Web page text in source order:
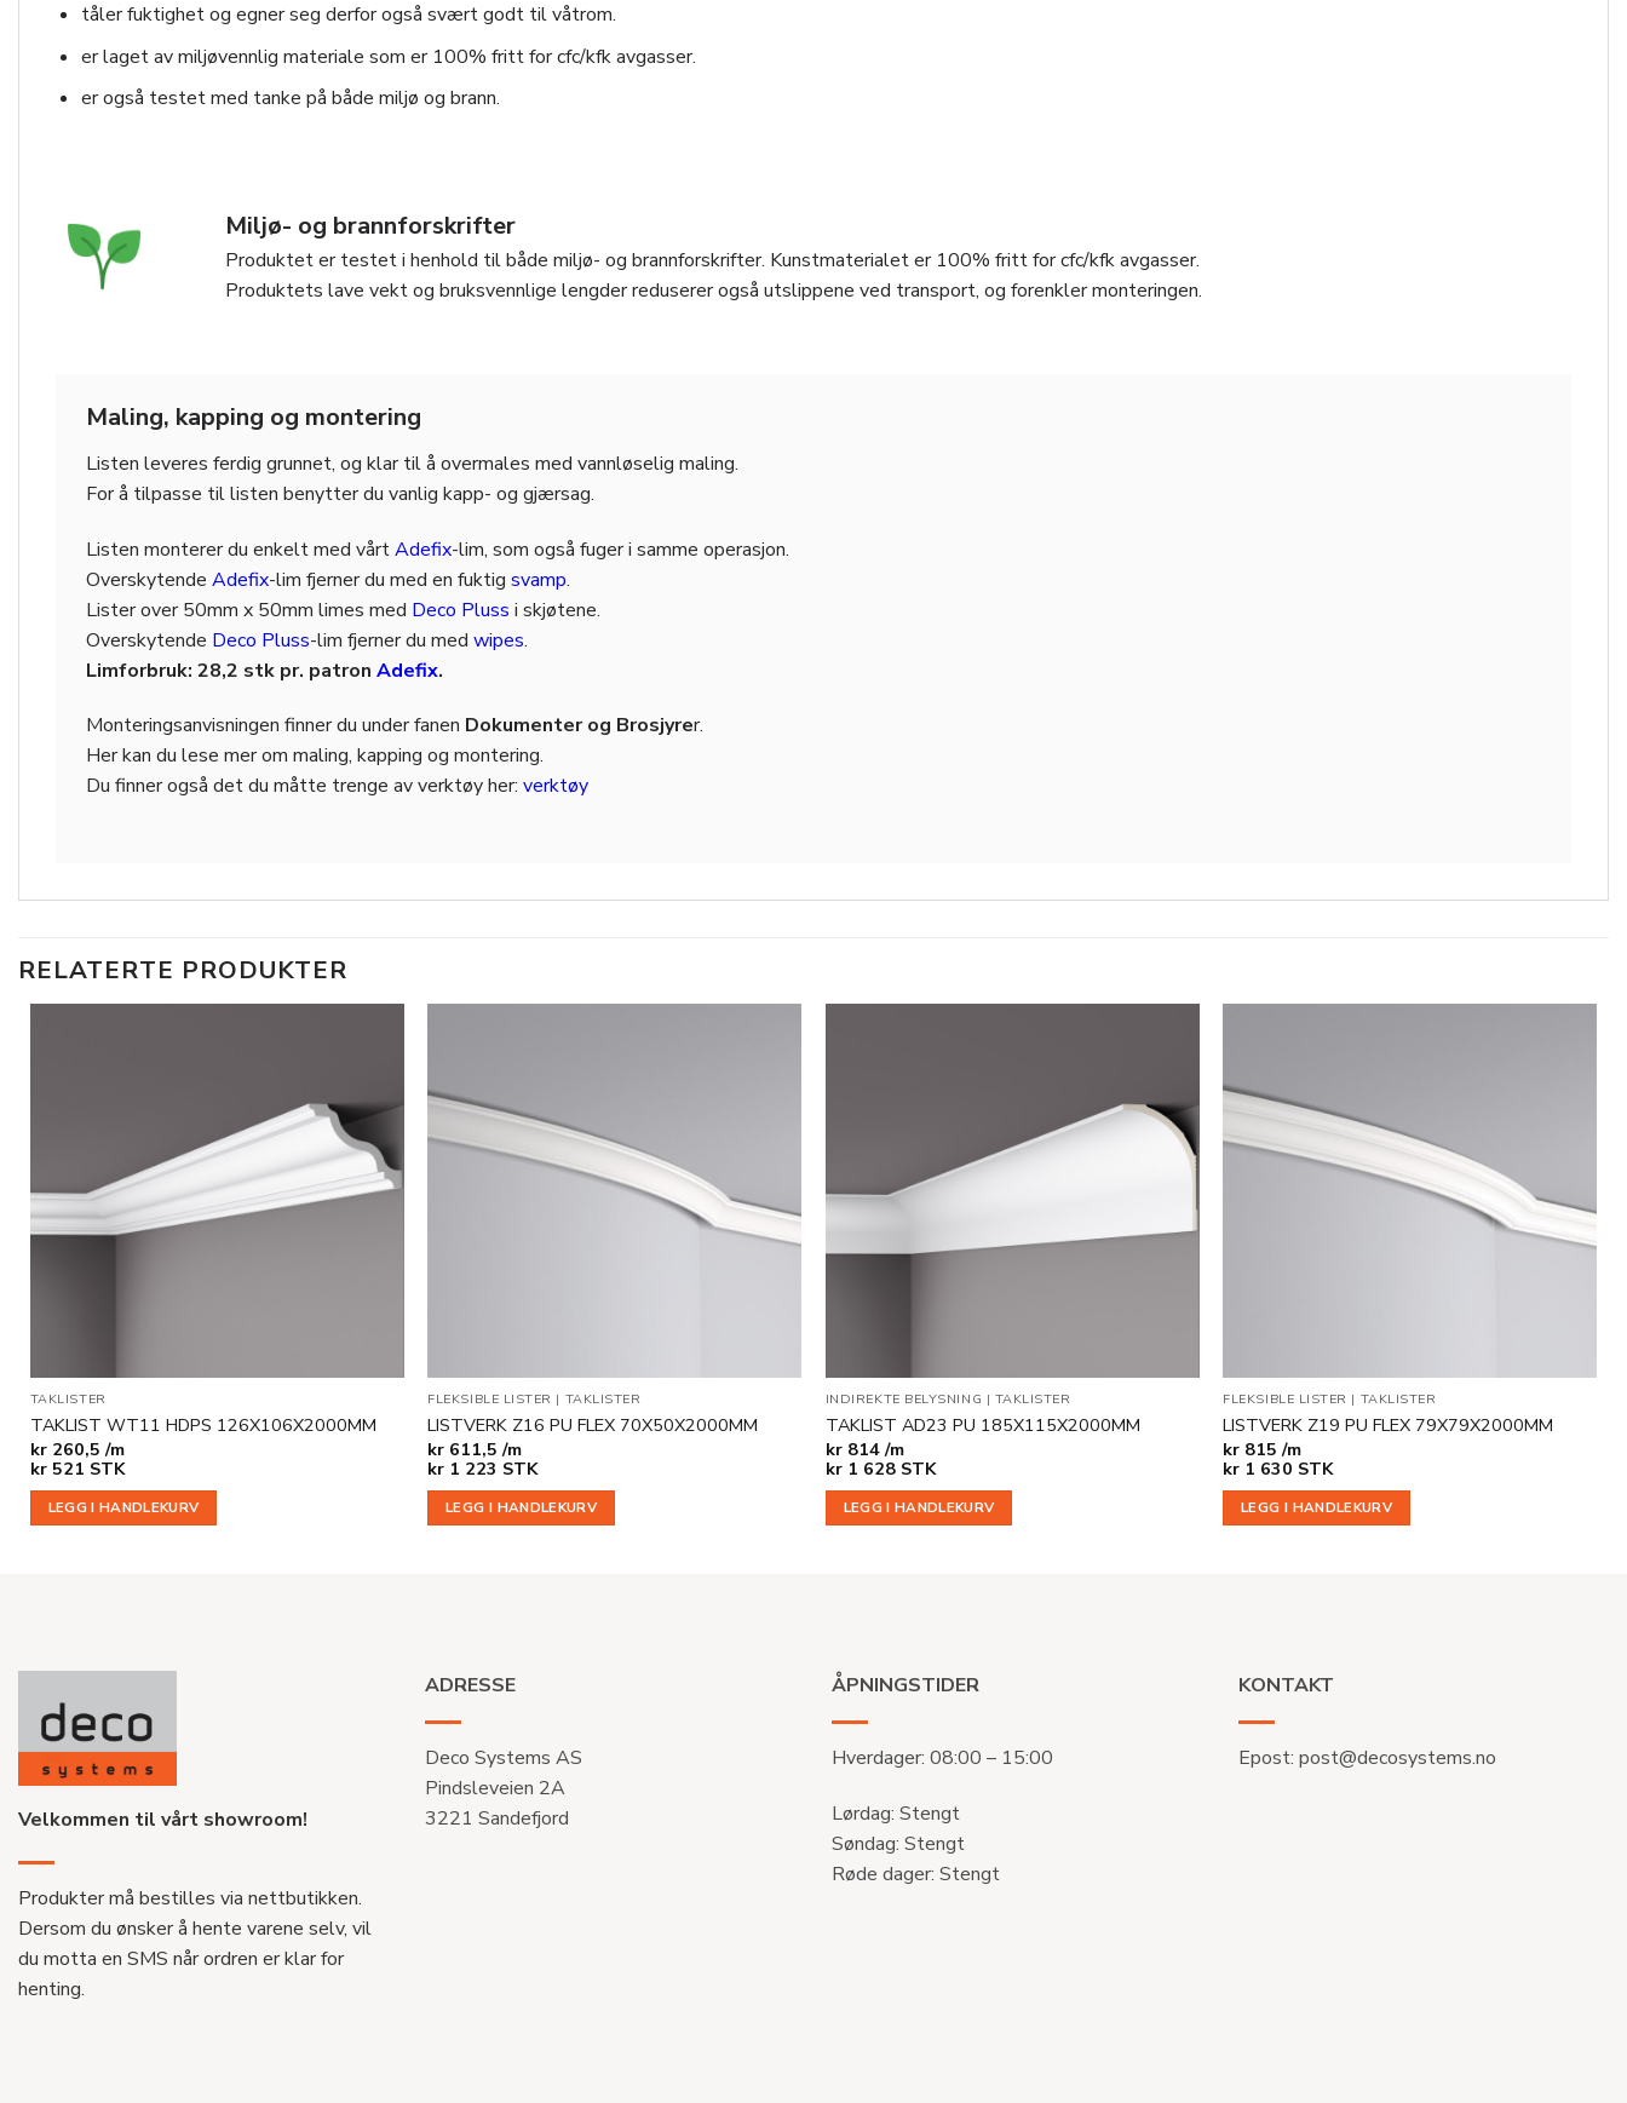
tåler fuktighet og egner seg derfor også svært godt til våtrom.
er laget av miljøvennlig materiale som er 100% fritt for cfc/kfk avgasser.
er også testet med tanke på både miljø og brann.
Miljø- og brannforskrifter
Produktet er testet i henhold til både miljø- og brannforskrifter. Kunstmaterialet er 100% fritt for cfc/kfk avgasser.
Produktets lave vekt og bruksvennlige lengder reduserer også utslippene ved transport, og forenkler monteringen.
Maling, kapping og montering
Listen leveres ferdig grunnet, og klar til å overmales med vannløselig maling.
For å tilpasse til listen benytter du vanlig kapp- og gjærsag.
Listen monterer du enkelt med vårtAdefix-lim, som også fuger i samme operasjon.
Overskytende Adefix-lim fjerner du med en fuktig svamp.
Lister over 50mm x 50mm limes med Deco Pluss i skjøtene.
Overskytende Deco Pluss-lim fjerner du med wipes.
Limforbruk: 28,2 stk pr. patron Adefix.
Monteringsanvisningen finner du under fanen Dokumenter og Brosjyrer.
Her kan du lese mer om maling, kapping og montering.
Du finner også det du måtte trenge av verktøy her: verktøy
RELATERTE PRODUKTER
i
ønskeliste
TAKLISTER
TAKLIST WT11 HDPS 126X106X2000MM
kr260,5 /m
kr521 STK
LEGG I HANDLEKURV
FLEKSIBLE LISTER | TAKLISTER
LISTVERK Z16 PU FLEX 70X50X2000MM
kr 611,5 /m
kr 1 223 STK
LEGG I HANDLEKURV
i
ønskeliste
INDIREKTE BELYSNING | TAKLISTER
TAKLIST AD23 PU 185X115X2000MM
kr814 /m
kr1 628 STK
LEGG I HANDLEKURV
FLEKSIBLE LISTER | TAKLISTER
LISTVERK Z19 PU FLEX 79X79X2000MM
kr 815 /m
kr 1 630 STK
LEGG I HANDLEKURV
Velkommen til vårt showroom!
Produkter må bestilles via nettbutikken.
Dersom du ønsker å hente varene selv, vil
du motta en SMS når ordren er klar for
henting.
ADRESSE
Deco Systems AS
Pindsleveien 2A
3221 Sandefjord
ÅPNINGSTIDER
Hverdager: 08:00 – 15:00
Lørdag: Stengt
Søndag: Stengt
Røde dager: Stengt
KONTAKT
Epost: post@decosystems.no